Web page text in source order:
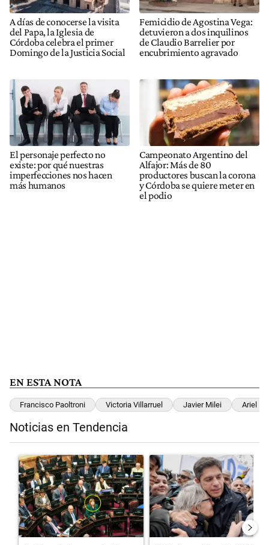
A días de conocerse la visita
del Papa, la Iglesia de
Córdoba celebra el primer
Domingo de la Justicia Social
Femicidio de Agostina Vega:
detuvieron a dos inquilinos
de Claudio Barrelier por
encubrimiento agravado
El personaje perfecto no
existe: por qué nuestras
imperfecciones nos hacen
más humanos
Campeonato Argentino del
Alfajor: Más de 80
productores buscan la corona
y Córdoba se quiere meter en
el podio
EN ESTA NOTA
Francisco Paoltroni Victoria Villarruel Javier Milei Ariel
Noticias en Tendencia
Un artículo de tendencia con el título "La Rosada busca culpables
Un artículo de tendencia con el